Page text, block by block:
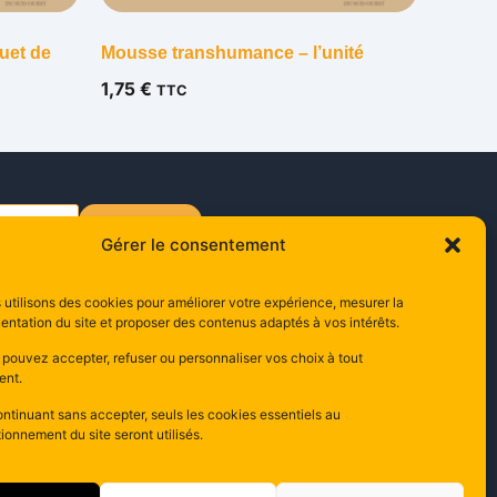
Gérer le consentement
utilisons des cookies pour améliorer votre expérience, mesurer la
du site et proposer des contenus adaptés à vos intérêts.
pouvez accepter, refuser ou personnaliser vos choix à tout
sans accepter, seuls les cookies essentiels au
du site seront utilisés.
de
Mousse transhumance – l’unité
1,75 € TTC
Rue Edouard Branly,
Carcassonne